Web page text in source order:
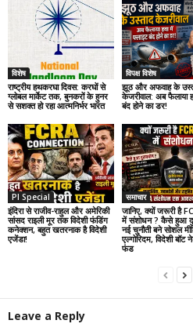
विशेष
राष्ट्रीय हथकरघा दिवस: करघों से
ग्लोबल मार्केट तक, बुनकरों के हुनर
से सशक्त हो रहा आत्मनिर्भर भारत
विपक्ष विशेष
झूठ और अफवाह के
केजरीवाल: अब फैलाया
बंद होने का डर!
PI Special
इंदिरा से राजीव-राहुल और अमेरिकी
सांसद राइली मूर तक विदेशी फंडिंग
कनेक्शन, बहुत खतरनाक है विदेशी
एजेंडा!
समाचार
जानिए, क्यों जरूरी है
में संशोधन ? कैसे हुआ
नई चुनौती बने सोशल
एल्गोरिदम, विदेशी बॉट
फंड
Leave a Reply